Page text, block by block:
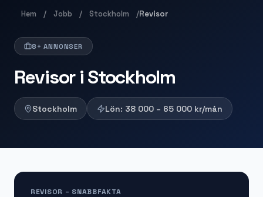
Hem / Jobb / Stockholm /Revisor
8+ ANNONSER
Revisor i Stockholm
Stockholm Lön: 38 000 – 65 000 kr/mån
REVISOR – SNABBFAKTA